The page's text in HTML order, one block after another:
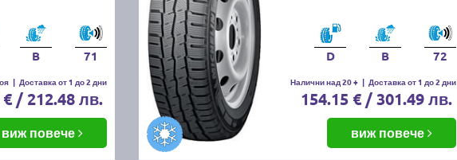
B 71
| Доставка от 1 до 2 дни
€ / 212.48 лв.
виж повече
D B 72
Налични над 20 + | Доставка от 1 до 2 дни
154.15 € / 301.49 лв.
виж повече